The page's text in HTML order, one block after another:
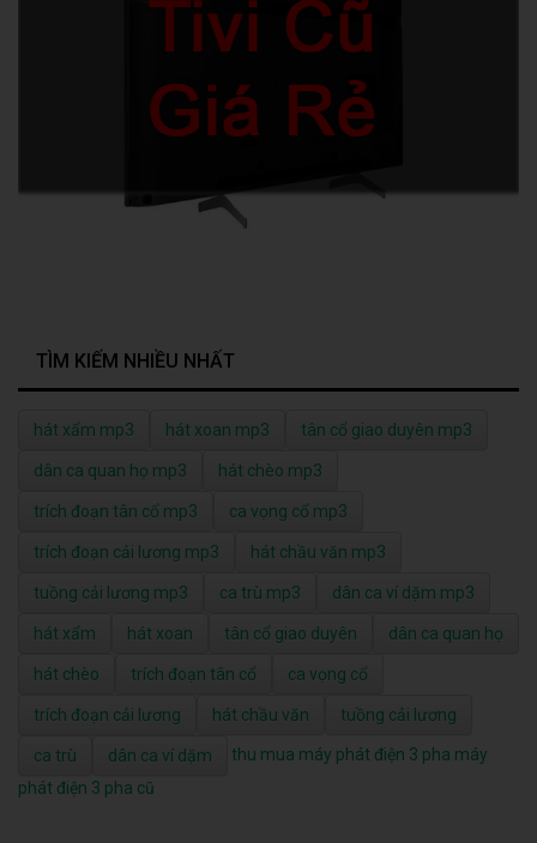
TÌM KIẾM NHIỀU NHẤT
hát xẩm mp3 hát xoan mp3 tân cổ giao duyên mp3
dân ca quan họ mp3 hát chèo mp3
trích đoạn tân cổ mp3 ca vọng cổ mp3
trích đoạn cải lương mp3 hát chầu văn mp3
tuồng cải lương mp3 ca trù mp3 dân ca ví dặm mp3
hát xẩm hát xoan tân cổ giao duyên dân ca quan họ
hát chèo trích đoạn tân cổ ca vọng cổ
trích đoạn cải lương hát chầu văn tuồng cải lương
ca trù dân ca ví dặm thu mua máy phát điện 3 pha máy
phát điện 3 pha cũ